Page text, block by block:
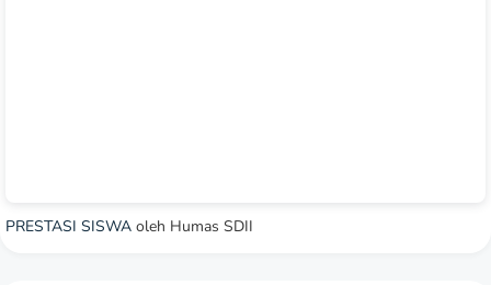
PRESTASI SISWA oleh Humas SDII